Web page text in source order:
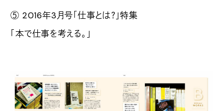
⑤ 2016年3月号「仕事とは？」特集
「本で仕事を考える。」